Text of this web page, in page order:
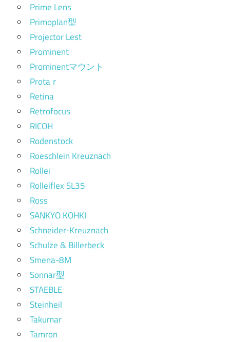
Prime Lens
Primoplan型
Projector Lest
Prominent
Prominentマウント
Protaｒ
Retina
Retrofocus
RICOH
Rodenstock
Roeschlein Kreuznach
Rollei
Rolleiflex SL35
Ross
SANKYO KOHKI
Schneider-Kreuznach
Schulze & Billerbeck
Smena-8M
Sonnar型
STAEBLE
Steinheil
Takumar
Tamron